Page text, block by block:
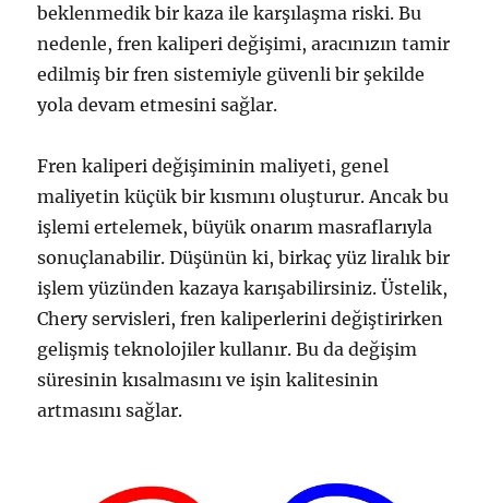
beklenmedik bir kaza ile karşılaşma riski. Bu
nedenle, fren kaliperi değişimi, aracınızın tamir
edilmiş bir fren sistemiyle güvenli bir şekilde
yola devam etmesini sağlar.
Fren kaliperi değişiminin maliyeti, genel
maliyetin küçük bir kısmını oluşturur. Ancak bu
işlemi ertelemek, büyük onarım masraflarıyla
sonuçlanabilir. Düşünün ki, birkaç yüz liralık bir
işlem yüzünden kazaya karışabilirsiniz. Üstelik,
Chery servisleri, fren kaliperlerini değiştirirken
gelişmiş teknolojiler kullanır. Bu da değişim
süresinin kısalmasını ve işin kalitesinin
artmasını sağlar.